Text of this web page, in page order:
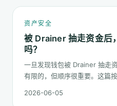
资产安全
被 Drainer 抽走资金后
吗？
一旦发现钱包被 Drainer 抽走
有限的，但顺序很重要。这篇
实，以及更长期的善后。
2026-06-05